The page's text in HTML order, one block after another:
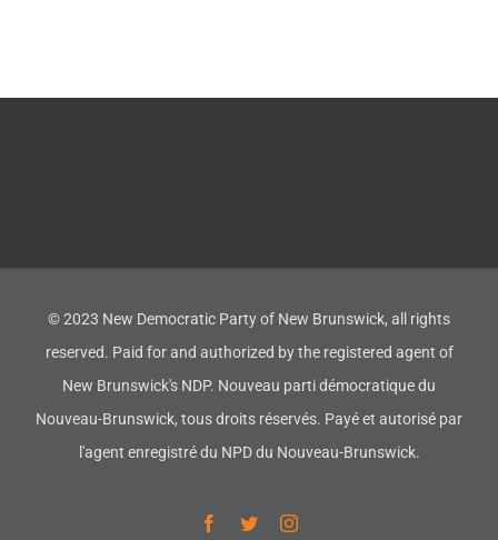
© 2023 New Democratic Party of New Brunswick, all rights
reserved. Paid for and authorized by the registered agent of
New Brunswick's NDP. Nouveau parti démocratique du
Nouveau-Brunswick, tous droits réservés. Payé et autorisé par
l'agent enregistré du NPD du Nouveau-Brunswick.
Facebook
TwitterInstagram